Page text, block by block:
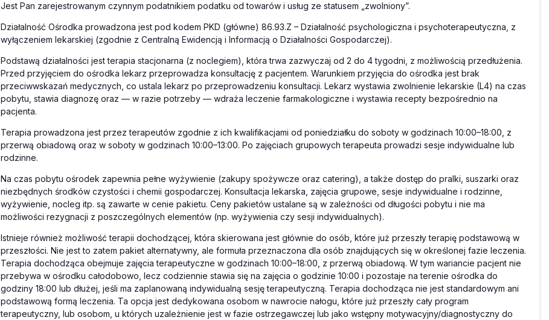
Jest Pan zarejestrowanym czynnym podatnikiem podatku od towarów i usług ze statusem „zwolniony”.
Działalność Ośrodka prowadzona jest pod kodem PKD (główne) 86.93.Z – Działalność psychologiczna i psychoterapeutyczna, z
wyłączeniem lekarskiej (zgodnie z Centralną Ewidencją i Informacją o Działalności Gospodarczej).
Podstawą działalności jest terapia stacjonarna (z noclegiem), która trwa zazwyczaj od 2 do 4 tygodni, z możliwością przedłużenia.
Przed przyjęciem do ośrodka lekarz przeprowadza konsultację z pacjentem. Warunkiem przyjęcia do ośrodka jest brak
przeciwwskazań medycznych, co ustala lekarz po przeprowadzeniu konsultacji. Lekarz wystawia zwolnienie lekarskie (L4) na czas
pobytu, stawia diagnozę oraz — w razie potrzeby — wdraża leczenie farmakologiczne i wystawia recepty bezpośrednio na
pacjenta.
Terapia prowadzona jest przez terapeutów zgodnie z ich kwalifikacjami od poniedziałku do soboty w godzinach 10:00–18:00, z
przerwą obiadową oraz w soboty w godzinach 10:00–13:00. Po zajęciach grupowych terapeuta prowadzi sesje indywidualne lub
rodzinne.
Na czas pobytu ośrodek zapewnia pełne wyżywienie (zakupy spożywcze oraz catering), a także dostęp do pralki, suszarki oraz
niezbędnych środków czystości i chemii gospodarczej. Konsultacja lekarska, zajęcia grupowe, sesje indywidualne i rodzinne,
wyżywienie, nocleg itp. są zawarte w cenie pakietu. Ceny pakietów ustalane są w zależności od długości pobytu i nie ma
możliwości rezygnacji z poszczególnych elementów (np. wyżywienia czy sesji indywidualnych).
Istnieje również możliwość terapii dochodzącej, która skierowana jest głównie do osób, które już przeszły terapię podstawową w
przeszłości. Nie jest to zatem pakiet alternatywny, ale formuła przeznaczona dla osób znajdujących się w określonej fazie leczenia.
Terapia dochodząca obejmuje zajęcia terapeutyczne w godzinach 10:00–18:00, z przerwą obiadową. W tym wariancie pacjent nie
przebywa w ośrodku całodobowo, lecz codziennie stawia się na zajęcia o godzinie 10:00 i pozostaje na terenie ośrodka do
godziny 18:00 lub dłużej, jeśli ma zaplanowaną indywidualną sesję terapeutyczną. Terapia dochodząca nie jest standardowym ani
podstawową formą leczenia. Ta opcja jest dedykowana osobom w nawrocie nałogu, które już przeszły cały program
terapeutyczny, lub osobom, u których uzależnienie jest w fazie ostrzegawczej lub jako wstępny motywacyjny/diagnostyczny do